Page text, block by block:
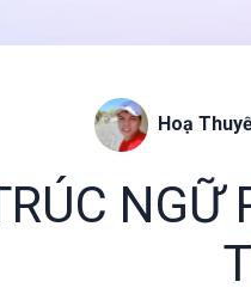
Hoạ
NGỮ